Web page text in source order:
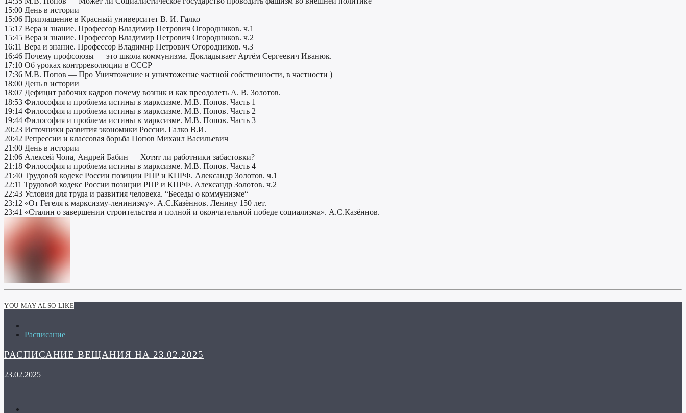
15:00 День в истории
15:06 Приглашение в Красный университет В. И. Галко
15:17 Вера и знание. Профессор Владимир Петрович Огородников. ч.1
15:45 Вера и знание. Профессор Владимир Петрович Огородников. ч.2
16:11 Вера и знание. Профессор Владимир Петрович Огородников. ч.3
16:46 Почему профсоюзы — это школа коммунизма. Докладывает Артём Сергеевич Иванюк.
17:10 Об уроках контрреволюции в СССР
17:36 М.В. Попов — Про Уничтожение и уничтожение частной собственности, в частности )
18:00 День в истории
18:07 Дефицит рабочих кадров почему возник и как преодолеть А. В. Золотов.
18:53 Философия и проблема истины в марксизме. М.В. Попов. Часть 1
19:14 Философия и проблема истины в марксизме. М.В. Попов. Часть 2
19:44 Философия и проблема истины в марксизме. М.В. Попов. Часть 3
20:23 Источники развития экономики России. Галко В.И.
20:42 Репрессии и классовая борьба Попов Михаил Васильевич
21:00 День в истории
21:06 Алексей Чопа, Андрей Бабин — Хотят ли работники забастовки?
21:18 Философия и проблема истины в марксизме. М.В. Попов. Часть 4
21:40 Трудовой кодекс России позиции РПР и КПРФ. Александр Золотов. ч.1
22:11 Трудовой кодекс России позиции РПР и КПРФ. Александр Золотов. ч.2
22:43 Условия для труда и развития человека. “Беседы о коммунизме“
23:12 «От Гегеля к марксизму-ленинизму». А.С.Казённов. Ленину 150 лет.
23:41 «Сталин о завершении строительства и полной и окончательной победе социализма». А.С.Казённов.
YOU MAY ALSO LIKE
Расписание
РАСПИСАНИЕ ВЕЩАНИЯ НА 23.02.2025
23.02.2025